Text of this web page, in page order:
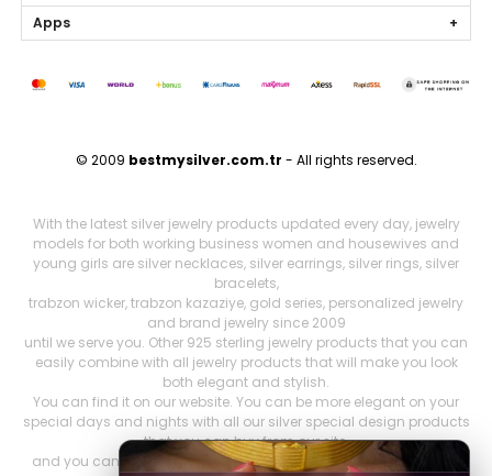
Apps
© 2009 bestmysilver.com.tr - All rights reserved.
With the latest silver jewelry products updated every day, jewelry
models for both working business women and housewives and
young girls are silver necklaces, silver earrings, silver rings, silver
bracelets,
trabzon wicker, trabzon kazaziye, gold series, personalized jewelry
and brand jewelry since 2009
until we serve you. Other 925 sterling jewelry products that you can
easily combine with all jewelry products that will make you look
both elegant and stylish.
You can find it on our website. You can be more elegant on your
special days and nights with all our silver special design products
that you can buy from our site,
and you can feel more comfortable. Our stocks include both the